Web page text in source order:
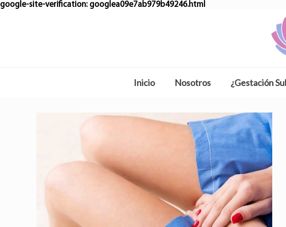
google-site-verification: googlea09e7ab979b49246.html
Inicio Nosotros ¿Gestación